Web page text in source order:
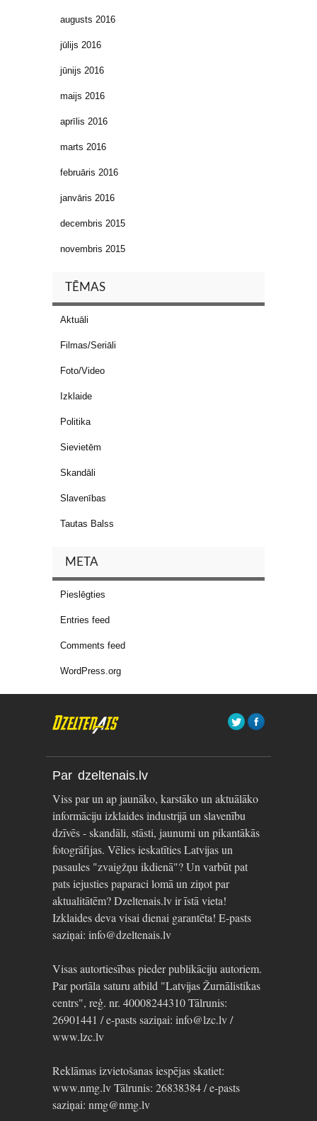
augusts 2016
jūlijs 2016
jūnijs 2016
maijs 2016
aprīlis 2016
marts 2016
februāris 2016
janvāris 2016
decembris 2015
novembris 2015
TĒMAS
Aktuāli
Filmas/Seriāli
Foto/Video
Izklaide
Politika
Sievietēm
Skandāli
Slavenības
Tautas Balss
META
Pieslēgties
Entries feed
Comments feed
WordPress.org
Par dzeltenais.lv
Viss par un ap jaunāko, karstāko un aktuālāko
informāciju izklaides industrijā un slavenību
dzīvēs - skandāli, stāsti, jaunumi un pikantākās
fotogrāfijas. Vēlies ieskatīties Latvijas un
pasaules "zvaigžņu ikdienā"? Un varbūt pat
pats iejusties paparaci lomā un ziņot par
aktualitātēm? Dzeltenais.lv ir īstā vieta!
Izklaides deva visai dienai garantēta! E-pasts
saziņai: info@dzeltenais.lv
Visas autortiesības pieder publikāciju autoriem.
Par portāla saturu atbild "Latvijas Žurnālistikas
centrs", reģ. nr. 40008244310 Tālrunis:
26901441 / e-pasts saziņai: info@lzc.lv /
www.lzc.lv
Reklāmas izvietošanas iespējas skatiet:
www.nmg.lv Tālrunis: 26838384 / e-pasts
saziņai: nmg@nmg.lv